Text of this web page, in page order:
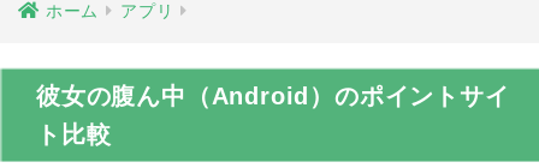
ホーム アプリ
彼女の腹ん中（Android）のポイントサイ
ト比較